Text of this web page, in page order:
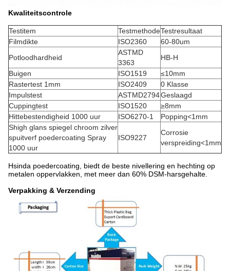
Kwaliteitscontrole
Testitem TestmethodeTestresultaat
Filmdikte
ISO2360
60-80um
Potloodhardheid
ASTMD
3363
HB-H
Buigen
ISO1519
≤10mm
Rastertest 1mm
ISO2409
0 Klasse
Impulstest
ASTMD2794Geslaagd
Cuppingtest
ISO1520
≥8mm
Hittebestendigheid 1000 uur
ISO6270-1
Popping<1mm
Shigh glans spiegel chroom zilver
spuitverf poedercoating Spray
1000 uur
ISO9227
Corrosie
verspreiding<1mm
Hsinda poedercoating, biedt de beste nivellering en hechting op
metalen oppervlakken, met meer dan 60% DSM-harsgehalte.
Verpakking & Verzending